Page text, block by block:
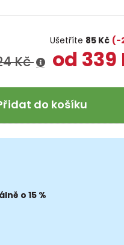
Ušetříte 85 Kč (-
Kč od 339
do košíku
o 15 %